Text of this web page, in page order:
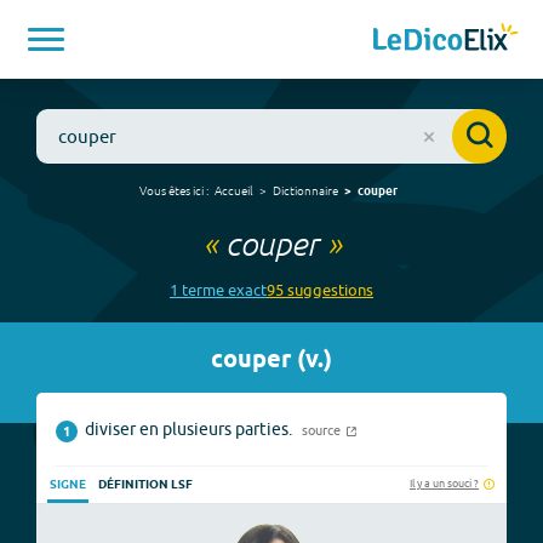
Vous êtes ici : Accueil Dictionnaire couper
« couper»
1 termeexact95suggestions
couper(v.)
1 diviser en plusieurs parties. source
SIGNE DÉFINITION LSF Il y a un souci ?